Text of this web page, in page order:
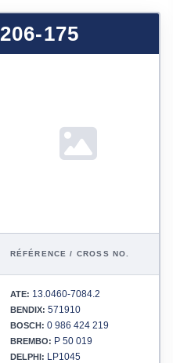
206-175
RÉFÉRENCE / CROSS NO.
ATE: 13.0460-7084.2
BENDIX: 571910
BOSCH: 0 986 424 219
BREMBO: P 50 019
DELPHI: LP1045